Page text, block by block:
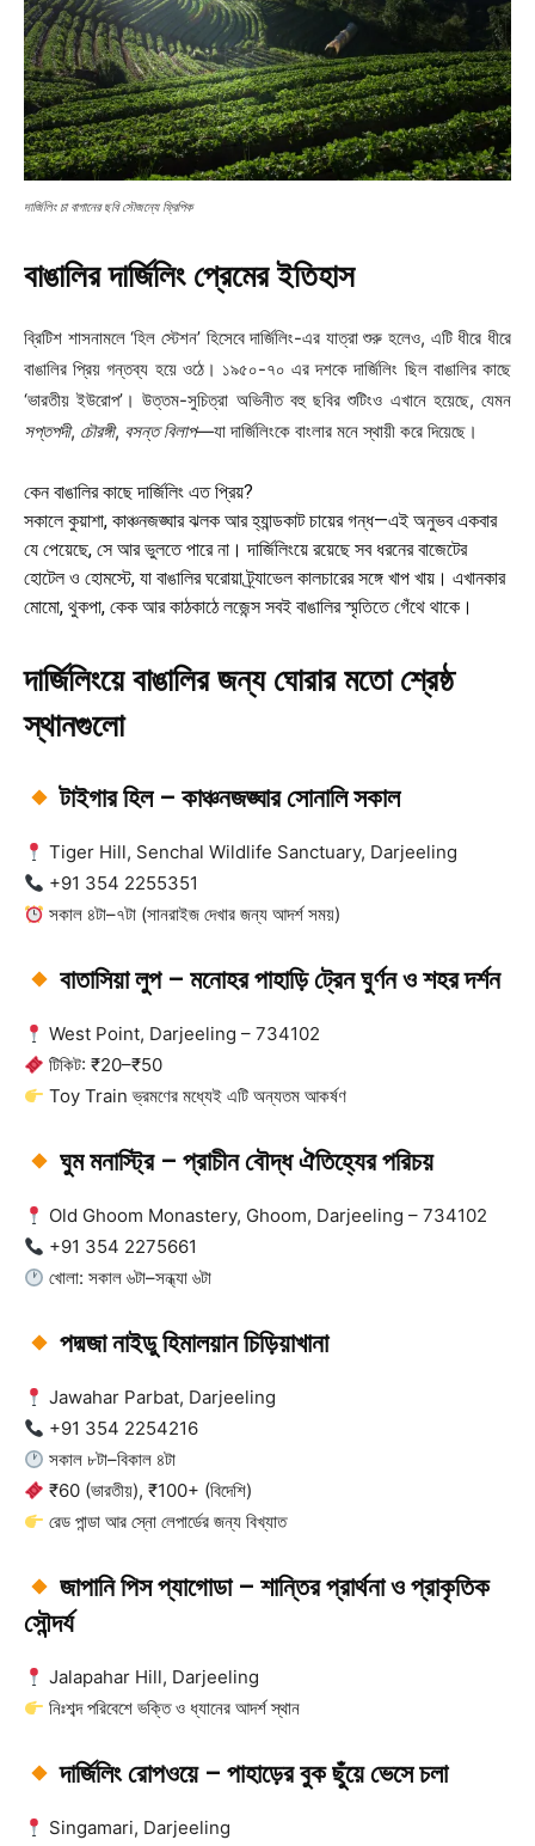
দার্জিলিং চা বাগানের ছবি সৌজন্যে ফ্রিপিক
বাঙালির দার্জিলিং প্রেমের ইতিহাস
ব্রিটিশ শাসনামলে ‘হিল স্টেশন’ হিসেবে দার্জিলিং-এর যাত্রা শুরু হলেও, এটি ধীরে ধীরে
বাঙালির প্রিয় গন্তব্য হয়ে ওঠে। ১৯৫০-৭০ এর দশকে দার্জিলিং ছিল বাঙালির কাছে
‘ভারতীয় ইউরোপ’। উত্তম-সুচিত্রা অভিনীত বহু ছবির শুটিংও এখানে হয়েছে, যেমন
সপ্তপদী, চৌরঙ্গী, বসন্ত বিলাপ—যা দার্জিলিংকে বাংলার মনে স্থায়ী করে দিয়েছে।
কেন বাঙালির কাছে দার্জিলিং এত প্রিয়?
সকালে কুয়াশা, কাঞ্চনজঙ্ঘার ঝলক আর হ্যান্ডকাট চায়ের গন্ধ—এই অনুভব একবার
যে পেয়েছে, সে আর ভুলতে পারে না। দার্জিলিংয়ে রয়েছে সব ধরনের বাজেটের
হোটেল ও হোমস্টে, যা বাঙালির ঘরোয়া ট্র্যাভেল কালচারের সঙ্গে খাপ খায়। এখানকার
মোমো, থুকপা, কেক আর কাঠকাঠে লজেন্স সবই বাঙালির স্মৃতিতে গেঁথে থাকে।
দার্জিলিংয়ে বাঙালির জন্য ঘোরার মতো শ্রেষ্ঠ
স্থানগুলো
টাইগার হিল – কাঞ্চনজঙ্ঘার সোনালি সকাল
Tiger Hill, Senchal Wildlife Sanctuary, Darjeeling
+91 354 2255351
সকাল ৪টা–৭টা (সানরাইজ দেখার জন্য আদর্শ সময়)
বাতাসিয়া লুপ – মনোহর পাহাড়ি ট্রেন ঘুর্ণন ও শহর দর্শন
West Point, Darjeeling – 734102
টিকিট: ₹20–₹50
Toy Train ভ্রমণের মধ্যেই এটি অন্যতম আকর্ষণ
ঘুম মনাস্ট্রি – প্রাচীন বৌদ্ধ ঐতিহ্যের পরিচয়
Old Ghoom Monastery, Ghoom, Darjeeling – 734102
+91 354 2275661
খোলা: সকাল ৬টা–সন্ধ্যা ৬টা
পদ্মজা নাইডু হিমালয়ান চিড়িয়াখানা
Jawahar Parbat, Darjeeling
+91 354 2254216
সকাল ৮টা–বিকাল ৪টা
₹60 (ভারতীয়), ₹100+ (বিদেশি)
রেড পান্ডা আর স্নো লেপার্ডের জন্য বিখ্যাত
জাপানি পিস প্যাগোডা – শান্তির প্রার্থনা ও প্রাকৃতিক
সৌন্দর্য
Jalapahar Hill, Darjeeling
নিঃশব্দ পরিবেশে ভক্তি ও ধ্যানের আদর্শ স্থান
দার্জিলিং রোপওয়ে – পাহাড়ের বুক ছুঁয়ে ভেসে চলা
Singamari, Darjeeling